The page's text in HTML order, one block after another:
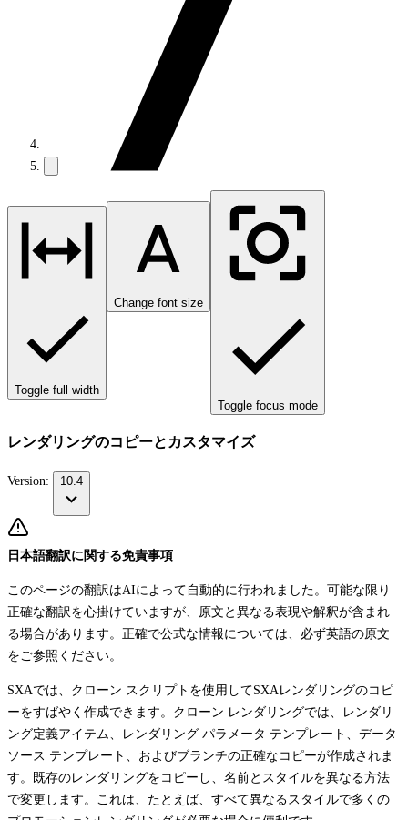
Toggle full width
Change font size
Toggle focus mode
レンダリングのコピーとカスタマイズ
Version: 10.4
日本語翻訳に関する免責事項
このページの翻訳はAIによって自動的に行われました。可能な限り
正確な翻訳を心掛けていますが、原文と異なる表現や解釈が含まれ
る場合があります。正確で公式な情報については、必ず英語の原文
をご参照ください。
SXAでは、クローン スクリプトを使用してSXAレンダリングのコピ
ーをすばやく作成できます。クローン レンダリングでは、レンダリ
ング定義アイテム、レンダリング パラメータ テンプレート、データ
ソース テンプレート、およびブランチの正確なコピーが作成されま
す。既存のレンダリングをコピーし、名前とスタイルを異なる方法
で変更します。これは、たとえば、すべて異なるスタイルで多くの